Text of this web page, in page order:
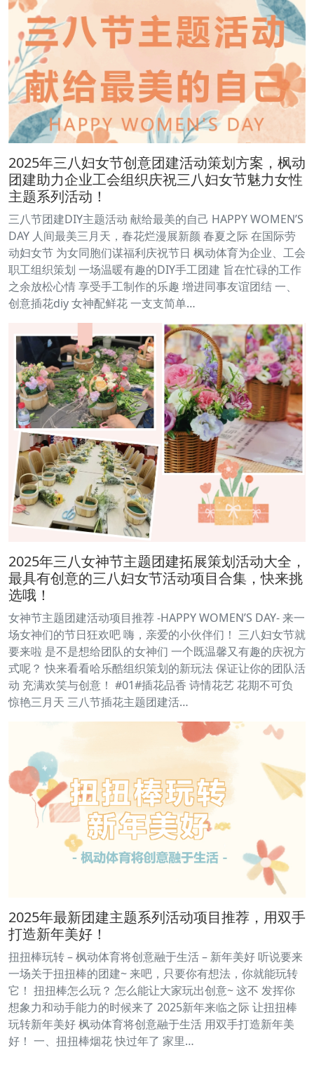
2025年三八妇女节创意团建活动策划方案，枫动
团建助力企业工会组织庆祝三八妇女节魅力女性
主题系列活动！
三八节团建DIY主题活动 献给最美的自己 HAPPY WOMEN’S
DAY 人间最美三月天，春花烂漫展新颜 春夏之际 在国际劳
动妇女节 为女同胞们谋福利庆祝节日 枫动体育为企业、工会
职工组织策划 一场温暖有趣的DIY手工团建 旨在忙碌的工作
之余放松心情 享受手工制作的乐趣 增进同事友谊团结 一、
创意插花diy 女神配鲜花 一支支简单…
2025年三八女神节主题团建拓展策划活动大全，
最具有创意的三八妇女节活动项目合集，快来挑
选哦！
女神节主题团建活动项目推荐 -HAPPY WOMEN’S DAY- 来一
场女神们的节日狂欢吧 嗨，亲爱的小伙伴们！ 三八妇女节就
要来啦 是不是想给团队的女神们 一个既温馨又有趣的庆祝方
式呢？ 快来看看哈乐酷组织策划的新玩法 保证让你的团队活
动 充满欢笑与创意！ #01#插花品香 诗情花艺 花期不可负
惊艳三月天 三八节插花主题团建活…
2025年最新团建主题系列活动项目推荐，用双手
打造新年美好！
扭扭棒玩转 – 枫动体育将创意融于生活 – 新年美好 听说要来
一场关于扭扭棒的团建~ 来吧，只要你有想法，你就能玩转
它！ 扭扭棒怎么玩？ 怎么能让大家玩出创意~ 这不 发挥你
想象力和动手能力的时候来了 2025新年来临之际 让扭扭棒
玩转新年美好 枫动体育将创意融于生活 用双手打造新年美
好！ 一、扭扭棒烟花 快过年了 家里…